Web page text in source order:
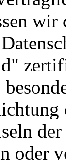
oder